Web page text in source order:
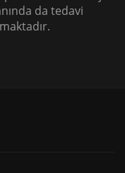
da tedavi